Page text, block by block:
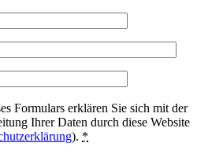
Formulars erklären Sie sich mit der
Ihrer Daten durch diese Website
). *